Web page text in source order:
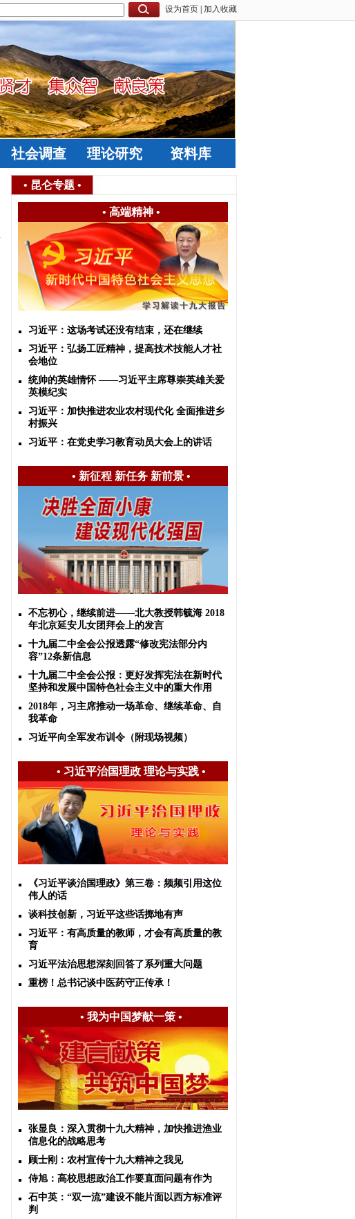
设为首页 加入收藏
社会调查 理论研究 资料库
• 昆仑专题 •
• 高端精神•
习近平：这场考试还没有结束，还在继续
习近平：弘扬工匠精神，提高技术技能人才社
会地位
统帅的英雄情怀 ——习近平主席尊崇英雄关爱
英模纪实
习近平：加快推进农业农村现代化 全面推进乡
村振兴
习近平：在党史学习教育动员大会上的讲话
• 新征程 新任务 新前景•
不忘初心，继续前进——北大教授韩毓海 2018
年北京延安儿女团拜会上的发言
十九届二中全会公报透露“修改宪法部分内
容”12条新信息
十九届二中全会公报：更好发挥宪法在新时代
坚持和发展中国特色社会主义中的重大作用
2018年，习主席推动一场革命、继续革命、自
我革命
习近平向全军发布训令（附现场视频）
• 习近平治国理政 理论与实践•
《习近平谈治国理政》第三卷：频频引用这位
伟人的话
谈科技创新，习近平这些话掷地有声
习近平：有高质量的教师，才会有高质量的教
育
习近平法治思想深刻回答了系列重大问题
重榜！总书记谈中医药守正传承！
• 我为中国梦献一策•
张显良：深入贯彻十九大精神，加快推进渔业
信息化的战略思考
顾士刚：农村宣传十九大精神之我见
侍旭：高校思想政治工作要直面问题有作为
石中英：“双一流”建设不能片面以西方标准评
判